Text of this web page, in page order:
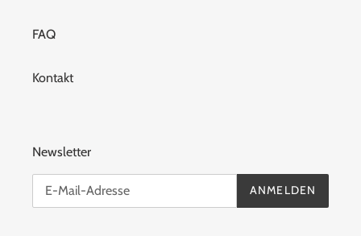
FAQ
Kontakt
Newsletter
ANMELDEN